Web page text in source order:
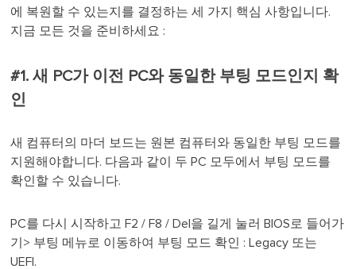
에 복원할 수 있는지를 결정하는 세 가지 핵심 사항입니다.
지금 모든 것을 준비하세요 :
#1. 새 PC가 이전 PC와 동일한 부팅 모드인지 확
인
새 컴퓨터의 마더 보드는 원본 컴퓨터와 동일한 부팅 모드를
지원해야합니다. 다음과 같이 두 PC 모두에서 부팅 모드를
확인할 수 있습니다.
PC를 다시 시작하고 F2 / F8 / Del을 길게 눌러 BIOS로 들어가
기> 부팅 메뉴로 이동하여 부팅 모드 확인 : Legacy 또는
UEFI.